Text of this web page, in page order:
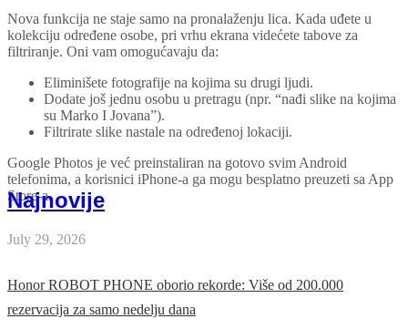
Nova funkcija ne staje samo na pronalaženju lica. Kada uđete u
kolekciju određene osobe, pri vrhu ekrana videćete tabove za
filtriranje. Oni vam omogućavaju da:
Eliminišete fotografije na kojima su drugi ljudi.
Dodate još jednu osobu u pretragu (npr. “nađi slike na kojima
su Marko I Jovana”).
Filtrirate slike nastale na određenoj lokaciji.
Google Photos je već preinstaliran na gotovo svim Android
telefonima, a korisnici iPhone-a ga mogu besplatno preuzeti sa App
Store-a.
Najnovije
July 29, 2026
Honor ROBOT PHONE oborio rekorde: Više od 200.000
rezervacija za samo nedelju dana